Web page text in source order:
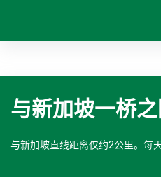
与新加坡一桥
与新加坡直线距离仅约2公里。每